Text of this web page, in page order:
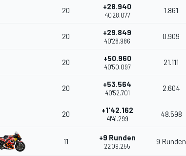
20 +28.940
40'28.077
1.861
20 +29.849
40'28.986
0.909
20 +50.960
40'50.097
21.111
20 +53.564
40'52.701
2.604
20 +1'42.162
41'41.299
48.598
11 +9 Runden
22'09.255
9 Runden